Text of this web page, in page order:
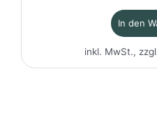
In den
inkl. MwSt.,